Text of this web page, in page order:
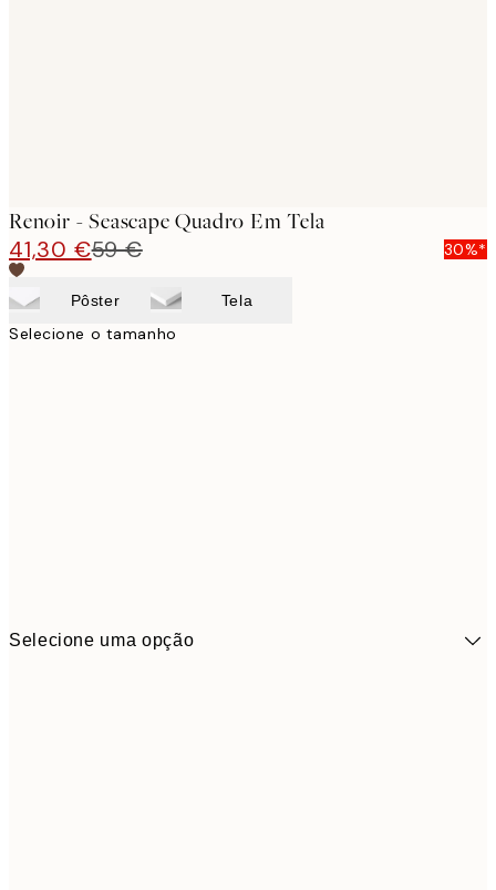
Renoir - Seascape Quadro Em Tela
41,30 €59 € 30%*
Pôster Tela
Selecione o tamanho
Selecione uma opção